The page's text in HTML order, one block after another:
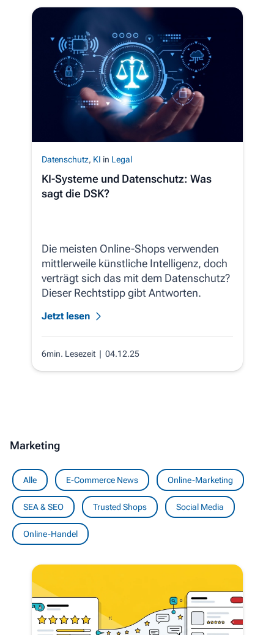
Marketing
Alle E-Commerce News Online-Marketing
SEA & SEO Trusted Shops Social Media
Online-Handel
Datenschutz, KI in Legal
KI-Systeme und Datenschutz: Was
sagt die DSK?
Die meisten Online-Shops verwenden
mittlerweile künstliche Intelligenz, doch
verträgt sich das mit dem Datenschutz?
Dieser Rechtstipp gibt Antworten.
Jetzt lesen
6min. Lesezeit | 04.12.25